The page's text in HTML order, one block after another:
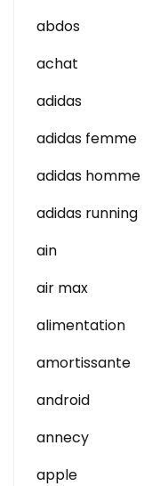
abdos
achat
adidas
adidas femme
adidas homme
adidas running
ain
air max
alimentation
amortissante
android
annecy
apple